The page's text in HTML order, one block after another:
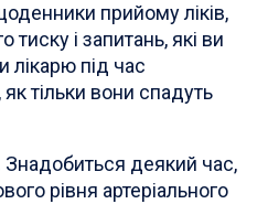
прийому ліків,
тиску і запитань, які ви
лікарю під час
як тільки вони спадуть
Знадобиться деякий час,
рівня артеріального